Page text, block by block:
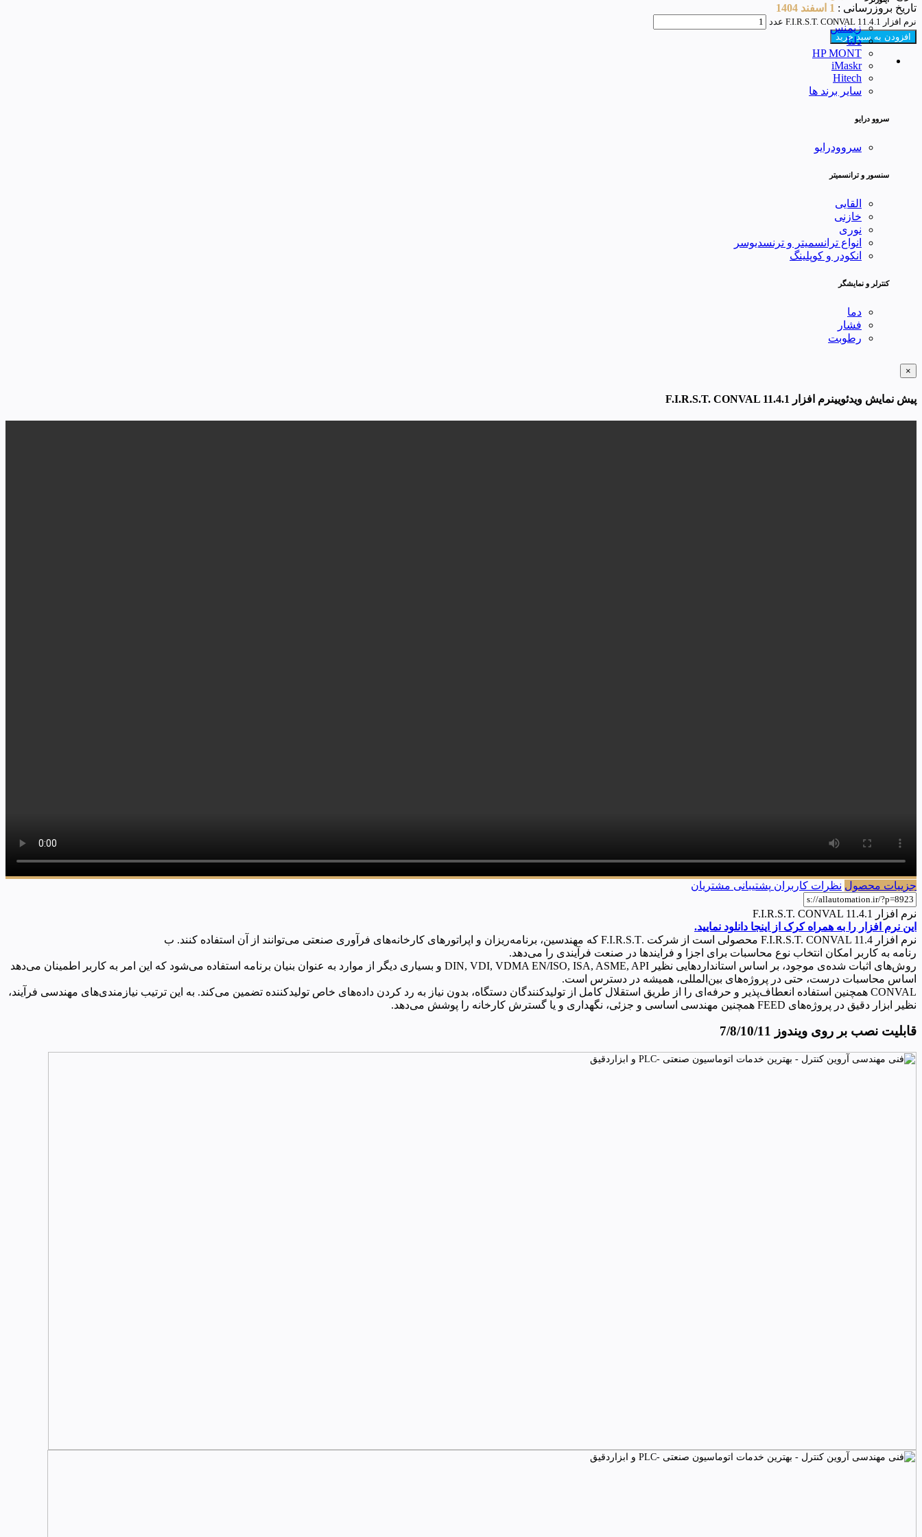
زیمنس
دلتا
HP MONT
iMaskr
Hitech
سایر برند ها
سروو درایو
سروودرایو
سنسور و ترانسمیتر
القایی
خازنی
نوری
انواع ترانسمیتر و ترنسدیوسر
انکودر و کوپلینگ
کنترلر و نمایشگر
دما
فشار
رطوبت
تاریخ بروزرسانی : 1 اسفند 1404
نرم افزار F.I.R.S.T. CONVAL 11.4.1 عدد
افزودن به سبد خرید
×
پیش نمایش ویدئویینرم افزار F.I.R.S.T. CONVAL 11.4.1
جزییات محصول نظرات کاربران پشتیبانی مشتریان
نرم افزار F.I.R.S.T. CONVAL 11.4.1
این نرم افزار را به همراه کرک از اینجا دانلود نمایید.
نرم افزار F.I.R.S.T. CONVAL 11.4 محصولی است از شرکت .F.I.R.S.T که مهندسین، برنامه‌ریزان و اپراتورهای کارخانه‌های فرآوری صنعتی می‌توانند از آن استفاده کنند. ب
رنامه به کاربر امکان انتخاب نوع محاسبات برای اجزا و فرایندها در صنعت فرآیندی را می‌دهد.
روش‌های اثبات شده‌ی موجود، بر اساس استاندارد‌هایی نظیر DIN, VDI, VDMA EN/ISO, ISA, ASME, API و بسیاری دیگر از موارد به عنوان بنیان برنامه استفاده می‌شود که این امر به کاربر اطمینان می‌دهد
اساس محاسبات درست، حتی در پروژه‌های بین‌المللی، همیشه در دسترس است.
CONVAL همچنین استفاده انعطاف‌پذیر و حرفه‌ای را از طریق استقلال کامل از تولیدکنندگان دستگاه، بدون نیاز به رد کردن داده‌های خاص تولیدکننده تضمین می‌کند. به این ترتیب نیازمندی‌های مهندسی فرآیند،
نظیر ابزار دقیق در پروژه‌های FEED همچنین مهندسی اساسی و جزئی، نگهداری و یا گسترش کارخانه را پوشش می‌دهد.
قابلیت نصب بر روی ویندوز 7/8/10/11